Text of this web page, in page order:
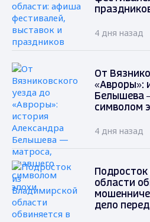
4 дня назад
От
«Авроры»:
Белышева
символом
4 дня назад
области
дело